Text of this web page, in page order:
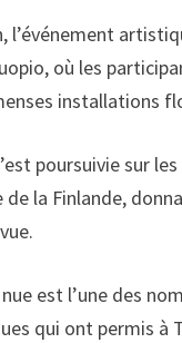
l’événement
où les
installations
poursuivie sur
la Finlande,
est l’une des
qui ont permis à